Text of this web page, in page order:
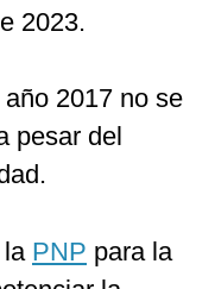
2023.
2017 no se
pesar del
la PNP para la